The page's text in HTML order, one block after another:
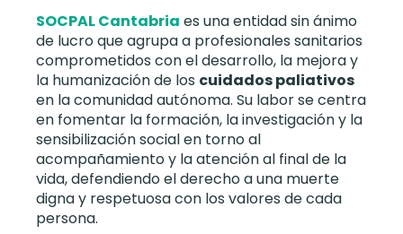
SOCPAL Cantabria es una entidad sin ánimo
de lucro que agrupa a profesionales sanitarios
comprometidos con el desarrollo, la mejora y
la humanización de los cuidados paliativos
en la comunidad autónoma. Su labor se centra
en fomentar la formación, la investigación y la
sensibilización social en torno al
acompañamiento y la atención al final de la
vida, defendiendo el derecho a una muerte
digna y respetuosa con los valores de cada
persona.